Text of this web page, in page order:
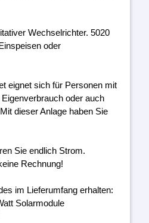
Wechselrichter. 5020
oder
eignet sich für Personen mit
oder auch
dieser Anlage haben Sie
Sie endlich Strom.
Rechnung!
im Lieferumfang erhalten:
Solarmodule